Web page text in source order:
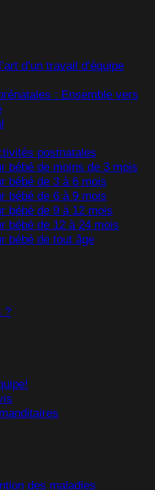
d’un travail d’équipe
: Ensemble vers
postnatales
bébé de moins de 3 mois
bébé de 3 à 6 mois
bébé de 6 à 9 mois
bébé de 9 à 12 mois
bébé de 12 à 24 mois
bébé de tout âge
?
des maladies